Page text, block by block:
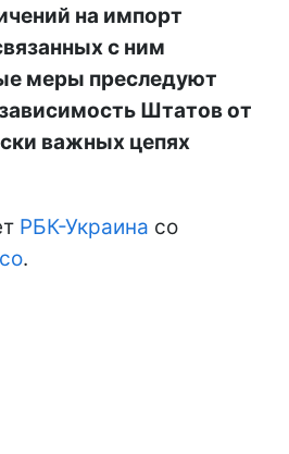
на импорт
с ним
меры преследуют
Штатов от
важных цепях
РБК-Украина со
.